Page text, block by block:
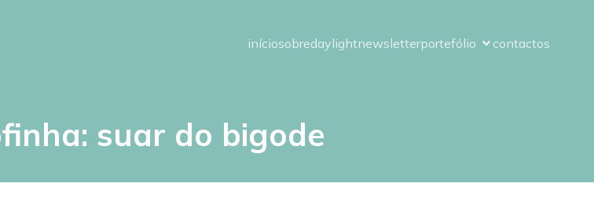
iníciosobredaylightnewsletterportefólio contactos
suar do bigode